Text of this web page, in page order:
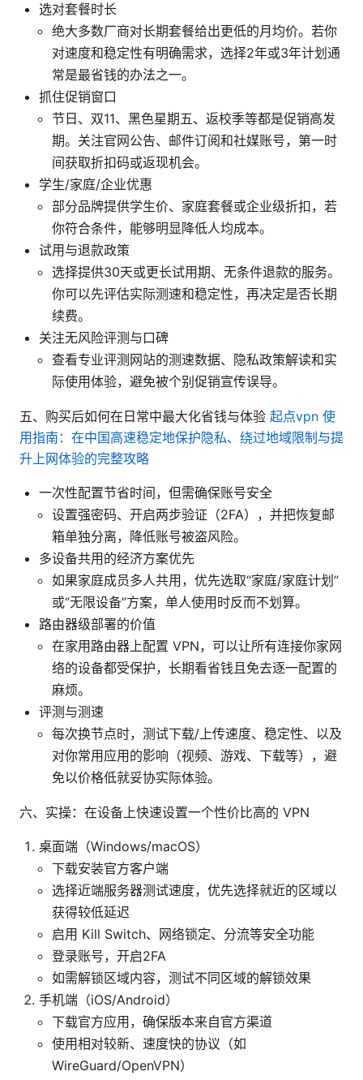
选对套餐时长
绝大多数厂商对长期套餐给出更低的月均价。若你
对速度和稳定性有明确需求，选择2年或3年计划通
常是最省钱的办法之一。
抓住促销窗口
节日、双11、黑色星期五、返校季等都是促销高发
期。关注官网公告、邮件订阅和社媒账号，第一时
间获取折扣码或返现机会。
学生/家庭/企业优惠
部分品牌提供学生价、家庭套餐或企业级折扣，若
你符合条件，能够明显降低人均成本。
试用与退款政策
选择提供30天或更长试用期、无条件退款的服务。
你可以先评估实际测速和稳定性，再决定是否长期
续费。
关注无风险评测与口碑
查看专业评测网站的测速数据、隐私政策解读和实
际使用体验，避免被个别促销宣传误导。
五、购买后如何在日常中最大化省钱与体验 起点vpn 使
用指南：在中国高速稳定地保护隐私、绕过地域限制与提
升上网体验的完整攻略
一次性配置节省时间，但需确保账号安全
设置强密码、开启两步验证（2FA），并把恢复邮
箱单独分离，降低账号被盗风险。
多设备共用的经济方案优先
如果家庭成员多人共用，优先选取“家庭/家庭计划”
或“无限设备”方案，单人使用时反而不划算。
路由器级部署的价值
在家用路由器上配置 VPN，可以让所有连接你家网
络的设备都受保护，长期看省钱且免去逐一配置的
麻烦。
评测与测速
每次换节点时，测试下载/上传速度、稳定性、以及
对你常用应用的影响（视频、游戏、下载等），避
免以价格低就妥协实际体验。
六、实操：在设备上快速设置一个性价比高的 VPN
桌面端（Windows/macOS）
下载安装官方客户端
选择近端服务器测试速度，优先选择就近的区域以
获得较低延迟
启用 Kill Switch、网络锁定、分流等安全功能
登录账号，开启2FA
如需解锁区域内容，测试不同区域的解锁效果
手机端（iOS/Android）
下载官方应用，确保版本来自官方渠道
使用相对较新、速度快的协议（如
WireGuard/OpenVPN）